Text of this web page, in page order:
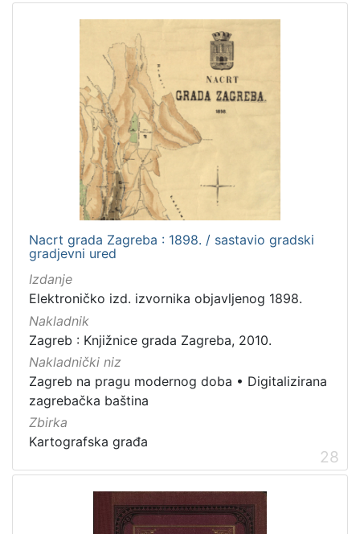
Nacrt grada Zagreba : 1898. / sastavio gradski
gradjevni ured
Izdanje
Elektroničko izd. izvornika objavljenog 1898.
Nakladnik
Zagreb : Knjižnice grada Zagreba, 2010.
Nakladnički niz
Zagreb na pragu modernog doba • Digitalizirana
zagrebačka baština
Zbirka
Kartografska građa
28